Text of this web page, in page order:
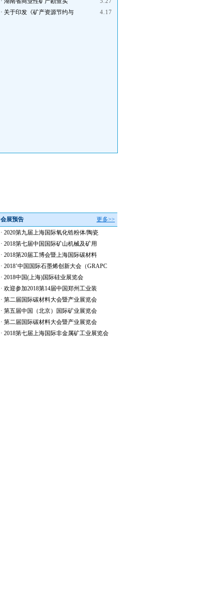
· 关于印发《矿产资源节约与 4.17
会展预告
更多>>
· 2020第九届上海国际氧化锆粉体/陶瓷
· 2018第七届中国国际矿山机械及矿用
· 2018第20届工博会暨上海国际碳材料
· 2018’中国国际石墨烯创新大会（GRAPC
· 2018中国(上海)国际硅业展览会
· 欢迎参加2018第14届中国郑州工业装
· 第二届国际碳材料大会暨产业展览会
· 第五届中国（北京）国际矿业展览会
· 第二届国际碳材料大会暨产业展览会
· 2018第七届上海国际非金属矿工业展览会